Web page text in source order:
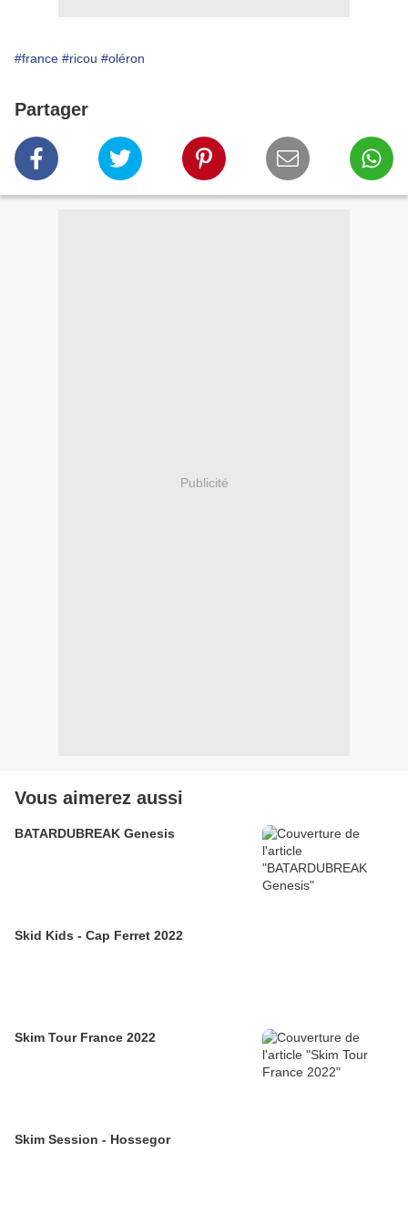
#france #ricou #oléron
Partager
Publicité
Vous aimerez aussi
BATARDUBREAK Genesis
Skid Kids - Cap Ferret 2022
Skim Tour France 2022
Skim Session - Hossegor